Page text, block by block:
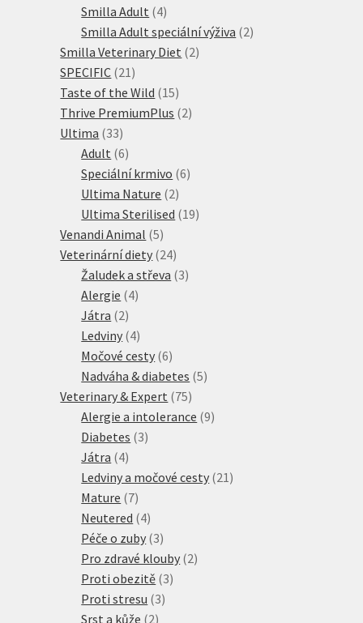
produktů
Smilla Adult 44
produkty
Smilla Adult speciální výživa 22
Smilla Veterinary Diet 22
SPECIFIC 21 21
produktů
Taste of the Wild 1515
produktů
Thrive PremiumPlus 22
Ultima 3333
produktů
Adult 66
produktů
Speciální krmivo 66
Ultima Nature 22
produkty
Ultima Sterilised 1919
Venandi Animal 55
produktů
Veterinární diety 2424
produktů
Žaludek a střeva 33
Alergie 44
Játra 22
produkty
Ledviny 44
produkty
Močové cesty 66
produktů
Nadváha & diabetes 55
Veterinary & Expert 7575
produktů
Alergie a intolerance 99
Diabetes 33
Játra 44
produkty
Ledviny a močové cesty 21 21
Mature 77
produktů
Neutered 44
produkty
Péče o zuby 33
produkty
Pro zdravé klouby 22
Proti obezitě 33
Proti stresu 33
Srst a kůže 22